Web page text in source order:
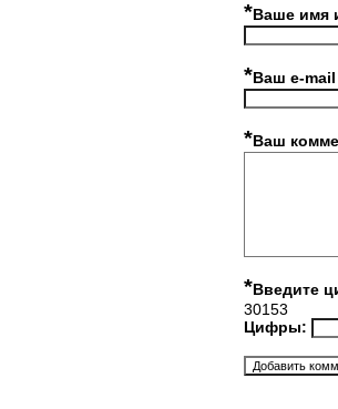
*Ваше имя
*Ваш e-mail
*Ваш
*Введите
30153
Цифры: